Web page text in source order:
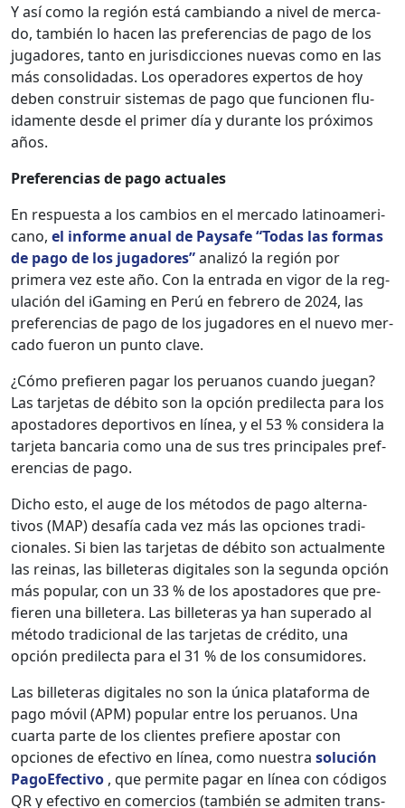
Y así como la región está cam­bian­do a niv­el de mer­ca­
do, tam­bién lo hacen las pref­er­en­cias de pago de los
jugadores, tan­to en juris­dic­ciones nuevas como en las
más con­sol­i­dadas. Los oper­adores exper­tos de hoy
deben con­stru­ir sis­temas de pago que fun­cio­nen flu­
ida­mente des­de el primer día y durante los próx­i­mos
años.
Pref­er­en­cias de pago actuales
En respues­ta a los cam­bios en el mer­ca­do lati­noamer­i­
cano, el informe anu­al de Paysafe “Todas las for­mas
de pago de los jugadores”anal­izó la región por
primera vez este año. Con la entra­da en vig­or de la reg­
u­lación del iGam­ing en Perú en febrero de 2024, las
pref­er­en­cias de pago de los jugadores en el nue­vo mer­
ca­do fueron un pun­to clave.
¿Cómo pre­fieren pagar los peru­anos cuan­do jue­gan?
Las tar­je­tas de débito son la opción predilec­ta para los
apos­ta­dores deportivos en línea, y el 53 % con­sid­era la
tar­je­ta ban­car­ia como una de sus tres prin­ci­pales pref­
er­en­cias de pago.
Dicho esto, el auge de los méto­dos de pago alter­na­
tivos (MAP) desafía cada vez más las opciones tradi­
cionales. Si bien las tar­je­tas de débito son actual­mente
las reinas, las bil­leteras dig­i­tales son la segun­da opción
más pop­u­lar, con un 33 % de los apos­ta­dores que pre­
fieren una bil­letera. Las bil­leteras ya han super­a­do al
méto­do tradi­cional de las tar­je­tas de crédi­to, una
opción predilec­ta para el 31 % de los con­sum­i­dores.
Las bil­leteras dig­i­tales no son la úni­ca platafor­ma de
pago móvil (APM) pop­u­lar entre los peru­anos. Una
cuar­ta parte de los clientes pre­fiere apos­tar con
opciones de efec­ti­vo en línea, como nues­tra solu­ción
PagoE­fec­ti­vo , que per­mite pagar en línea con códi­gos
QR y efec­ti­vo en com­er­cios (tam­bién se admiten trans­